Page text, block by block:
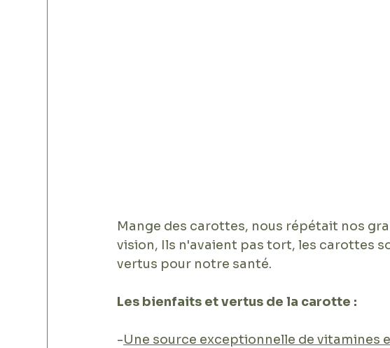
Mange des carottes, nous répétait nos
vision, Ils n'avaient pas tort, les carottes
vertus pour notre santé.
Les bienfaits et vertus de la carotte :
-Une source exceptionnelle de vitamines